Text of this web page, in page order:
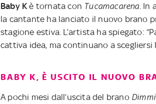
Baby K è tornata con Tucamacarena. In
la cantante ha lanciato il nuovo brano
stagione estiva. L’artista ha spiegato:
cattiva idea, ma continuano a scegliersi
BABY K, È USCITO IL NUOVO
A pochi mesi dall’uscita del brano